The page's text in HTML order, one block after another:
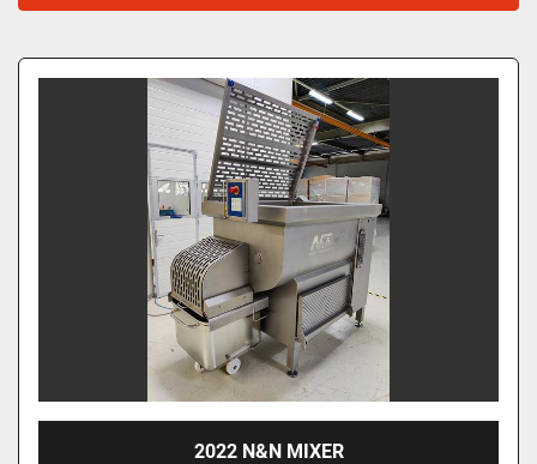
Menger/tumbler (1)
Sorteren op
2022 N&N MIXER